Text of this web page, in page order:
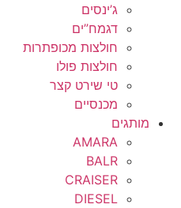
ג’ינסים
דגמח”ים
חולצות מכופתרות
חולצות פולו
טי שירט קצר
מכנסיים
מותגים
AMARA
BALR
CRAISER
DIESEL